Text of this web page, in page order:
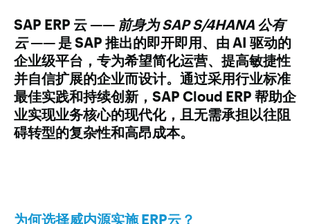
SAP ERP 云 —— 前身为 SAP S/4HANA 公有
云—— 是 SAP 推出的即开即用、由 AI 驱动的
企业级平台，专为希望简化运营、提高敏捷性
并自信扩展的企业而设计。通过采用行业标准
最佳实践和持续创新，SAP Cloud ERP 帮助企
业实现业务核心的现代化，且无需承担以往阻
碍转型的复杂性和高昂成本。
为何选择威内源实施 ERP云？